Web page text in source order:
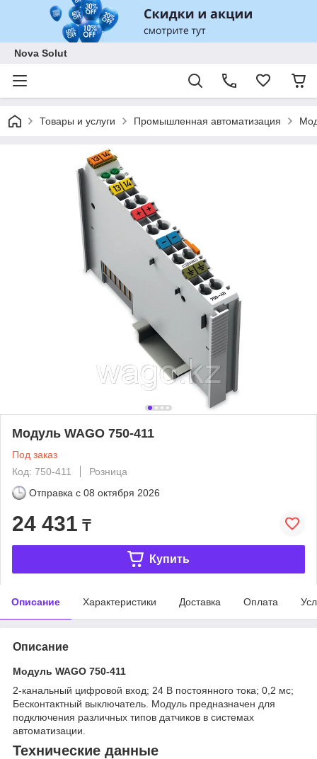
Nova Solut
Товары и услуги Промышленная автоматизация
Модуль WAGO 750-411
Под заказ
Код: 750-411
Розница
Отправка с 08 октября 2026
24 431 ₸
Купить
Описание Характеристики Доставка Оплата
Описание
Модуль WAGO 750-411
2-канальный цифровой вход; 24 В постоянного тока; 0,2 мс;
Бесконтактный выключатель. Модуль предназначен для
подключения различных типов датчиков в системах
автоматизации.
Технические данные